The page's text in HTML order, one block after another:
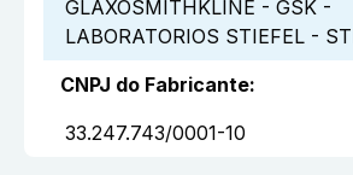
GLAXOSMITHKLINE - GSK -
LABORATORIOS STIEFEL -
CNPJ do Fabricante:
33.247.743/0001-10